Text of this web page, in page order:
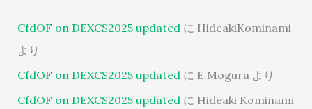
CfdOF on DEXCS2025 updated に HideakiKominami
より
CfdOF on DEXCS2025 updated に E.Mogura より
CfdOF on DEXCS2025 updated に Hideaki Kominami